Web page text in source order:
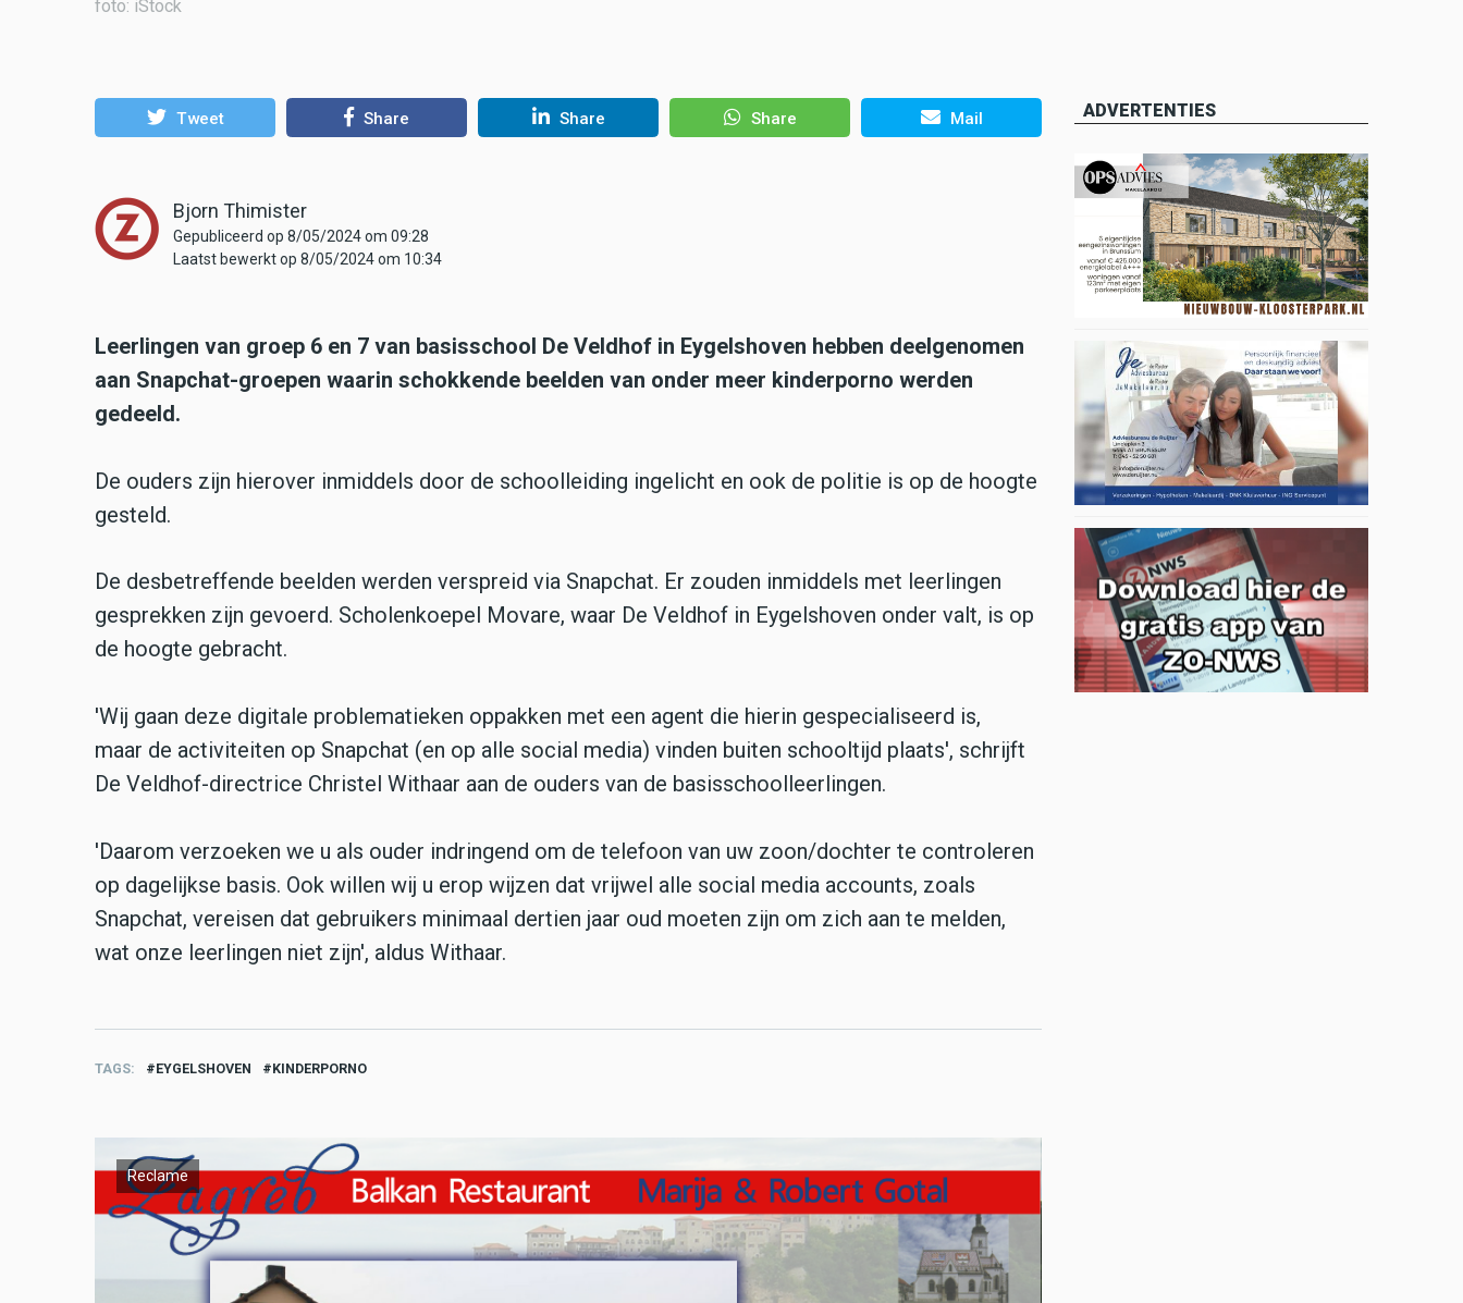
foto: iStock
Tweet Share Share Share Mail
Bjorn Thimister
Gepubliceerd op 8/05/2024 om 09:28
Laatst bewerkt op 8/05/2024 om 10:34
Leerlingen van groep 6 en 7 van basisschool De Veldhof in Eygelshoven hebben deelgenomen
aan Snapchat-groepen waarin schokkende beelden van onder meer kinderporno werden
gedeeld.
De ouders zijn hierover inmiddels door de schoolleiding ingelicht en ook de politie is op de hoogte
gesteld.
De desbetreffende beelden werden verspreid via Snapchat. Er zouden inmiddels met leerlingen
gesprekken zijn gevoerd. Scholenkoepel Movare, waar De Veldhof in Eygelshoven onder valt, is op
de hoogte gebracht.
'Wij gaan deze digitale problematieken oppakken met een agent die hierin gespecialiseerd is,
maar de activiteiten op Snapchat (en op alle social media) vinden buiten schooltijd plaats', schrijft
De Veldhof-directrice Christel Withaar aan de ouders van de basisschoolleerlingen.
'Daarom verzoeken we u als ouder indringend om de telefoon van uw zoon/dochter te controleren
op dagelijkse basis. Ook willen wij u erop wijzen dat vrijwel alle social media accounts, zoals
Snapchat, vereisen dat gebruikers minimaal dertien jaar oud moeten zijn om zich aan te melden,
wat onze leerlingen niet zijn', aldus Withaar.
TAGS EYGELSHOVEN KINDERPORNO
Reclame
ADVERTENTIES